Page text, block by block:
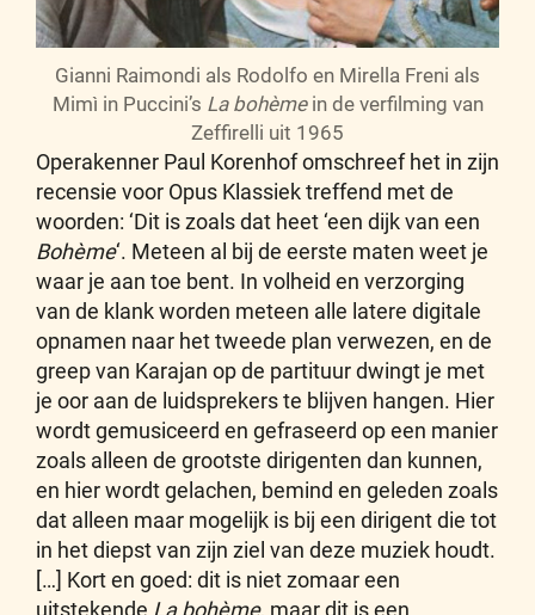
Gianni Raimondi als Rodolfo en Mirella Freni als
Mimì in Puccini’s La bohèmein de verfilming van
Zeffirelli uit 1965
Operakenner Paul Korenhof omschreef het in zijn
recensie voor Opus Klassiek treffend met de
woorden: ‘Dit is zoals dat heet ‘een dijk van een
Bohème‘. Meteen al bij de eerste maten weet je
waar je aan toe bent. In volheid en verzorging
van de klank worden meteen alle latere digitale
opnamen naar het tweede plan verwezen, en de
greep van Karajan op de partituur dwingt je met
je oor aan de luidsprekers te blijven hangen. Hier
wordt gemusiceerd en gefraseerd op een manier
zoals alleen de grootste dirigenten dan kunnen,
en hier wordt gelachen, bemind en geleden zoals
dat alleen maar mogelijk is bij een dirigent die tot
in het diepst van zijn ziel van deze muziek houdt.
[…] Kort en goed: dit is niet zomaar een
uitstekende La bohème, maar dit is een